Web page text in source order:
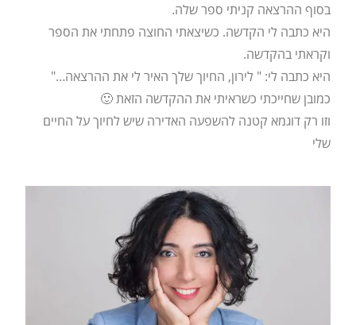
בסוף ההרצאה קניתי ספר שלה.
היא כתבה לי הקדשה. כשיצאתי החוצה פתחתי את הספר
וקראתי בהקדשה.
היא כתבה לי: " לירון, החיוך שלך האיר לי את ההרצאה…"
כמובן שחייכתי כשראיתי את ההקדשה הזאת 🙂
וזו רק דוגמא קטנה להשפעה האדירה שיש לחיוך על החיים
שלי